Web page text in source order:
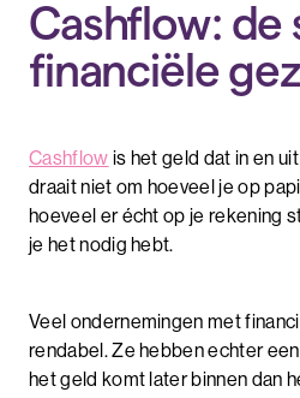
Cashflow: de
financiële
Cashflow is het geld dat in en
draait niet om hoeveel je op
hoeveel er écht op je rekening
je het nodig hebt.
Veel ondernemingen met
rendabel. Ze hebben echter
het geld komt later binnen dan